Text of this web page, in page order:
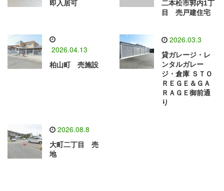
即入居可
二本松市郭内1丁
目 売戸建住宅
2026.04.13
柏山町 売施設
2026.03.3
貸ガレージ・レ
ンタルガレー
ジ・倉庫 ＳＴＯ
ＲＥＧＥ＆ＧＡ
ＲＡＧＥ御前通
り
2026.08.8
大町二丁目 売
地